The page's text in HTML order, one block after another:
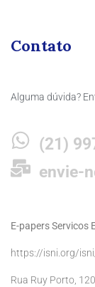
Contato
Alguma dúvida?
(21)
envie-
E-papers Servicos
https://isni.org/
Rua Ruy Porto,